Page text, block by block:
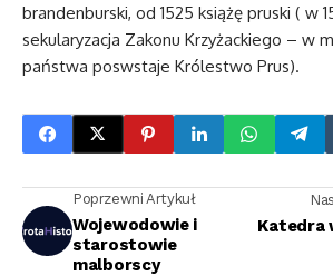
brandenburski, od 1525 książę pruski ( w
sekularyzacja Zakonu Krzyżackiego – w
państwa poswstaje Królestwo Prus).
Poprzewni Artykuł
Wojewodowie i
starostowie
malborscy
Katedra